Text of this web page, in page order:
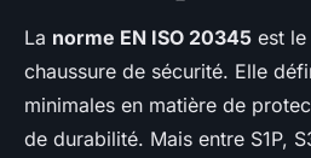
La norme EN ISO 20345 est
chaussure de sécurité. Elle
minimales en matière de
de durabilité. Mais entre S1P,